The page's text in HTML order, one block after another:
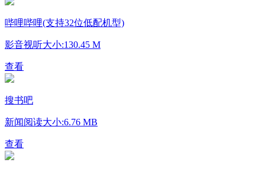
哔哩哔哩(支持32位低配机型)
影音视听大小:130.45 M
查看
搜书吧
新闻阅读大小:6.76 MB
查看